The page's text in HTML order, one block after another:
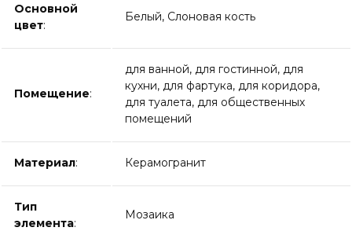
Основной
цвет:
Белый, Слоновая кость
Помещение:
для ванной, для гостинной, для
кухни, для фартука, для коридора,
для туалета, для общественных
помещений
Материал: Керамогранит
Тип
элемента:
Мозаика